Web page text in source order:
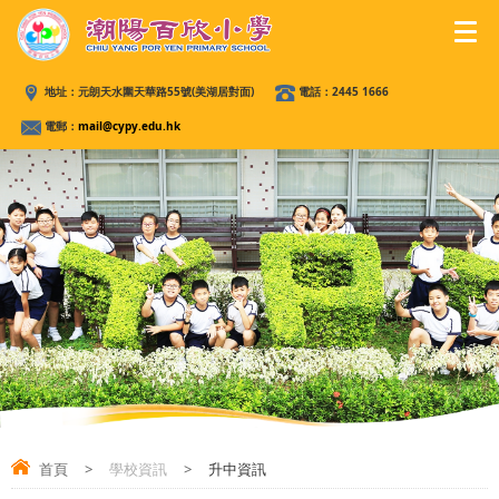
地址： 元朗天水圍天華路55號(美湖居對面) 電話： 2445 1666
電郵： mail@cypy.edu.hk
首頁 > 學校資訊 > 升中資訊